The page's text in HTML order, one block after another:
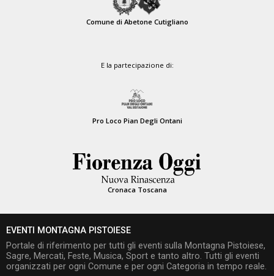
Comune di Abetone Cutigliano
E la partecipazione di:
Pro Loco Pian Degli Ontani
Cronaca Toscana
EVENTI MONTAGNA PISTOIESE
Portale di riferimento per tutti gli eventi sulla Montagna Pistoiese,
Sagre, Mercati, Feste, Musica, Sport e tanto altro. Tutti gli eventi
organizzati per ogni Comune e per ogni Categoria in tempo reale.